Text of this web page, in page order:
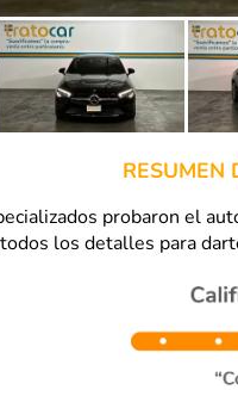
RESUMEN
probaron el
todos los detalles para